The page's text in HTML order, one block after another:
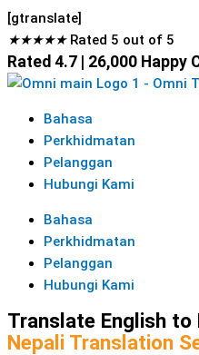
[gtranslate]
★★★★★ Rated 5 out of 5
Rated 4.7 | 26,000 Happy
Bahasa
Perkhidmatan
Pelanggan
Hubungi Kami
Bahasa
Perkhidmatan
Pelanggan
Hubungi Kami
Translate English to
Nepali Translation